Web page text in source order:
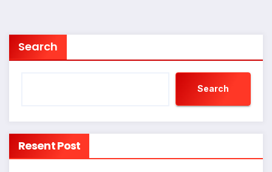
Search
Search
Resent Post